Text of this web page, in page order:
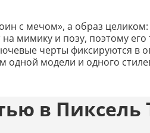
Описать картинку
Распознать рукописный
Определить объект на
Проанализировать
с мечом», а образ
мимику и позу, поэтому
черты фиксируются в
модели и одного
в Пиксель